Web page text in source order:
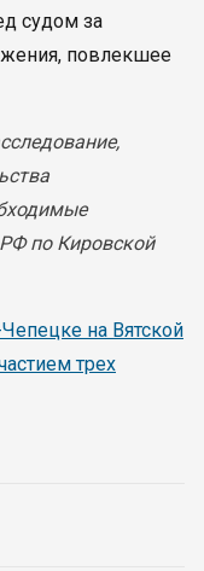
судом за
повлекшее
по Кировской
на Вятской
трех